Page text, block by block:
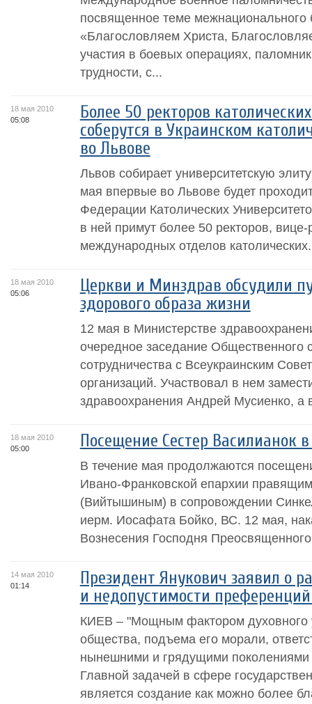
посвященное теме межнационального
«Благословляем Христа,
участия в боевых операциях,
трудности, с...
18 мая 2010
05:08
Более 50 ректоров
соберутся в Украинском
во Львове
Львов собирает университетскую
мая впервые во Львове будет
Федерации Католических
в ней примут более 50 ректоров, вице-
международных отделов
18 мая 2010
05:06
Церкви и Минздрав обсудили
здорового образа жизни
12 мая в Министерстве
очередное заседание Общественного
сотрудничества с Всеукраинским
организаций. Участвовал в нем
здравоохранения Андрей Мусиенко, а
18 мая 2010
05:00
Посещение Сестер Василианок
В течение мая продолжаются
Ивано-Франковской епархии
(Вийтышиным) в сопровождении
иерм. Иосафата Бойко, ВС. 12 мая,
Вознесения Господня
14 мая 2010
01:14
Президент Янукович заявил о
и недопустимости
КИЕВ – "Мощным фактором духовного
общества, подъема его морали,
нынешними и грядущими поколениями
Главной задачей в сфере
является создание как можно более